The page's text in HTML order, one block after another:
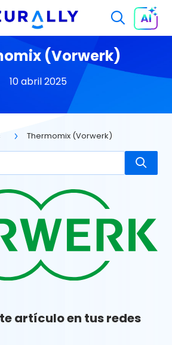
(Vorwerk)
10 abril 2025
Thermomix (Vorwerk)
artículo en tus redes